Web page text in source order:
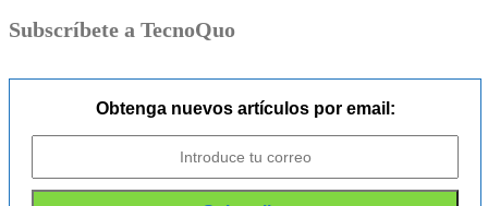
Subscríbete a TecnoQuo
Obtenga nuevos artículos por email: